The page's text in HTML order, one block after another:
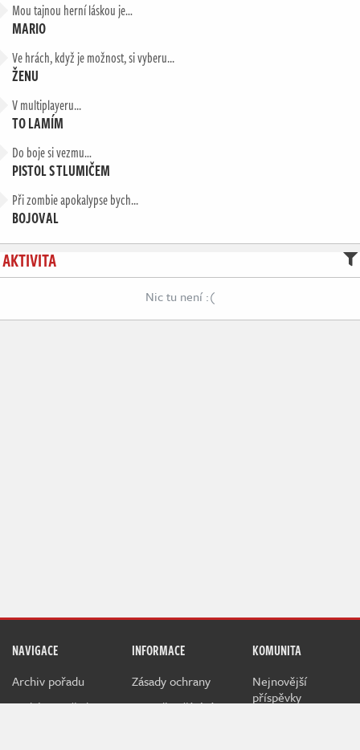
Mou tajnou herní láskou je…
MARIO
Ve hrách, když je možnost, si vyberu...
ŽENU
V multiplayeru...
TO LAMÍM
Do boje si vezmu…
PISTOL S TLUMIČEM
Při zombie apokalypse bych...
BOJOVAL
AKTIVITA
Nic tu není :(
NAVIGACE
Archiv pořadu
Redakce pořadu
INFORMACE
Zásady ochrany
Pravidla užívání
KOMUNITA
Nejnovější
příspěvky